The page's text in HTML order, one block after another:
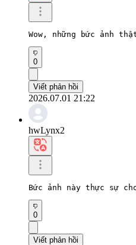
Wow, những bức ảnh
0
Viết phản hồi
2026.07.01 21:22
hwLynx2
Bức ảnh này thực sự
0
Viết phản hồi